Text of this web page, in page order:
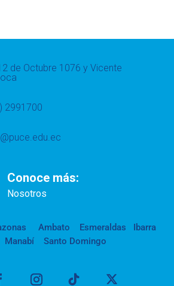
de Octubre 1076 y Vicente
2991700
Conoce más:
Nosotros
Ambato Esmeraldas
Ibarra
Manabí
Santo Domingo